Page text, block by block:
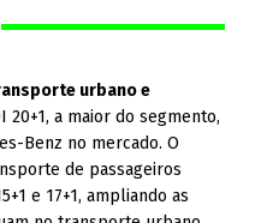
urbano e
20+1, a maior do segmento,
Benz no mercado. O
de passageiros
e 17+1, ampliando as